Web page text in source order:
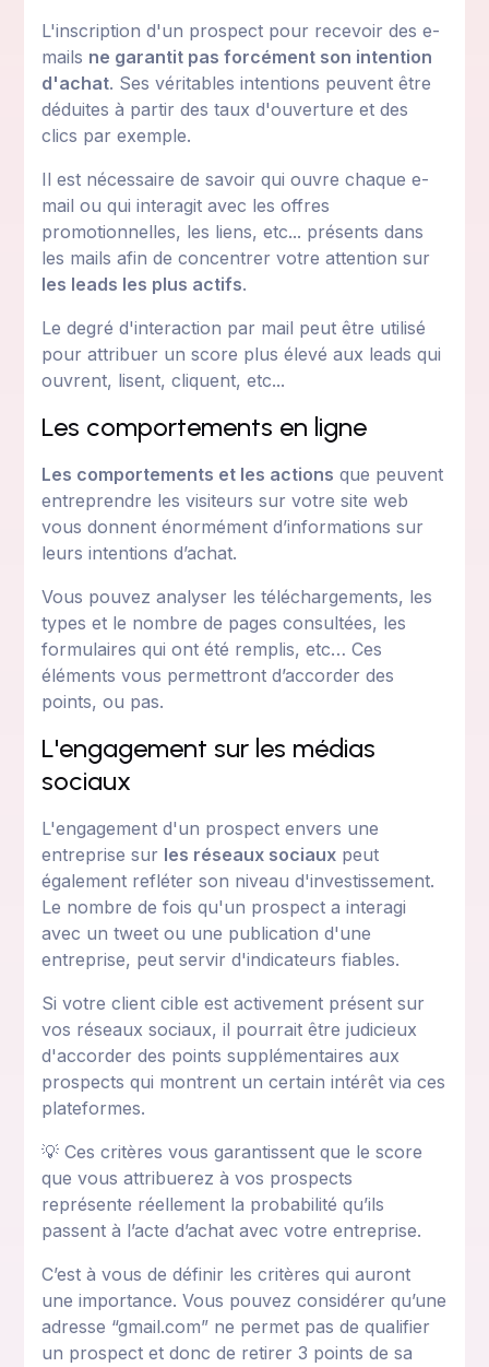
L'inscription d'un prospect pour recevoir des e-
mails ne garantit pas forcément son intention
d'achat. Ses véritables intentions peuvent être
déduites à partir des taux d'ouverture et des
clics par exemple.
Il est nécessaire de savoir qui ouvre chaque e-
mail ou qui interagit avec les offres
promotionnelles, les liens, etc... présents dans
les mails afin de concentrer votre attention sur
les leads les plus actifs.
Le degré d'interaction par mail peut être utilisé
pour attribuer un score plus élevé aux leads qui
ouvrent, lisent, cliquent, etc...
Les comportements en ligne
Les comportements et les actions que peuvent
entreprendre les visiteurs sur votre site web
vous donnent énormément d’informations sur
leurs intentions d’achat.
Vous pouvez analyser les téléchargements, les
types et le nombre de pages consultées, les
formulaires qui ont été remplis, etc… Ces
éléments vous permettront d’accorder des
points, ou pas.
L'engagement sur les médias
sociaux
L'engagement d'un prospect envers une
entreprise sur les réseaux sociaux peut
également refléter son niveau d'investissement.
Le nombre de fois qu'un prospect a interagi
avec un tweet ou une publication d'une
entreprise, peut servir d'indicateurs fiables.
Si votre client cible est activement présent sur
vos réseaux sociaux, il pourrait être judicieux
d'accorder des points supplémentaires aux
prospects qui montrent un certain intérêt via ces
plateformes.
💡 Ces critères vous garantissent que le score
que vous attribuerez à vos prospects
représente réellement la probabilité qu’ils
passent à l’acte d’achat avec votre entreprise.
C’est à vous de définir les critères qui auront
une importance. Vous pouvez considérer qu’une
adresse “gmail.com” ne permet pas de qualifier
un prospect et donc de retirer 3 points de sa